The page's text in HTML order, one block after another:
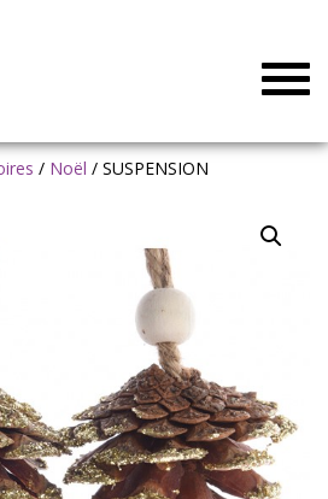
/ Noël / SUSPENSION